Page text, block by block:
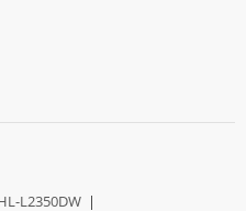
L2350DW |